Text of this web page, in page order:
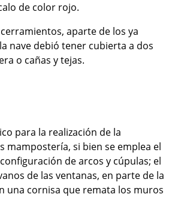
de color rojo.
aparte de los ya
nave debió tener cubierta a dos
o cañas y tejas.
para la realización de la
mampostería, si bien se emplea el
de arcos y cúpulas; el
de las ventanas, en parte de la
una cornisa que remata los muros